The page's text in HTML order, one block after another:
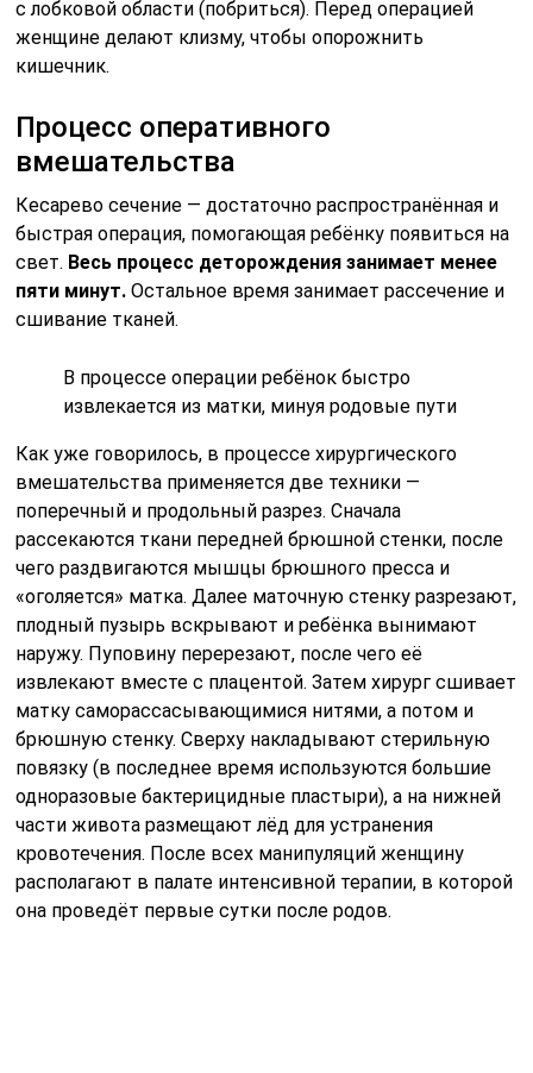
с лобковой области (побриться). Перед операцией
женщине делают клизму, чтобы опорожнить
кишечник.
Процесс оперативного
вмешательства
Кесарево сечение — достаточно распространённая и
быстрая операция, помогающая ребёнку появиться на
свет. Весь процесс деторождения занимает менее
пяти минут. Остальное время занимает рассечение и
сшивание тканей.
В процессе операции ребёнок быстро
извлекается из матки, минуя родовые пути
Как уже говорилось, в процессе хирургического
вмешательства применяется две техники —
поперечный и продольный разрез. Сначала
рассекаются ткани передней брюшной стенки, после
чего раздвигаются мышцы брюшного пресса и
«оголяется» матка. Далее маточную стенку разрезают,
плодный пузырь вскрывают и ребёнка вынимают
наружу. Пуповину перерезают, после чего её
извлекают вместе с плацентой. Затем хирург сшивает
матку саморассасывающимися нитями, а потом и
брюшную стенку. Сверху накладывают стерильную
повязку (в последнее время используются большие
одноразовые бактерицидные пластыри), а на нижней
части живота размещают лёд для устранения
кровотечения. После всех манипуляций женщину
располагают в палате интенсивной терапии, в которой
она проведёт первые сутки после родов.